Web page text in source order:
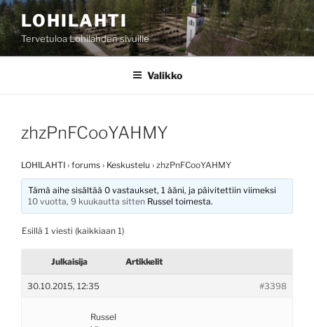
Siirry
sisältöönLOHILAHTI
Tervetuloa Lohilahden sivuille
Valikko
zhzPnFCooYAHMY
LOHILAHTI › forums › Keskustelu › zhzPnFCooYAHMY
Tämä aihe sisältää 0 vastaukset, 1 ääni, ja päivitettiin viimeksi
10 vuotta, 9 kuukautta sitten Russel toimesta.
Esillä 1 viesti (kaikkiaan 1)
Julkaisija Artikkelit
30.10.2015, 12:35 #3398
Russel